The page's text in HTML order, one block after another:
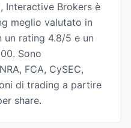
Interactive Brokers è
meglio valutato in
un rating 4.8/5 e un
Sono
FCA, CySEC,
di trading a partire
share.